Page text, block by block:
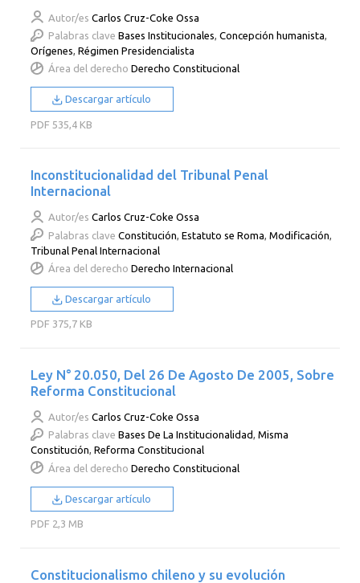
Autor/es Carlos Cruz-Coke Ossa
Palabras clave Bases Institucionales,Concepción humanista,
Orígenes,Régimen Presidencialista
Área del derecho Derecho Constitucional
Descargar artículo
PDF 535,4 KB
Inconstitucionalidad del Tribunal Penal
Internacional
Autor/es Carlos Cruz-Coke Ossa
Palabras clave Constitución ,Estatuto se Roma ,Modificación
Tribunal Penal Internacional
Área del derecho Derecho Internacional
Descargar artículo
PDF 375,7 KB
Ley N° 20.050, Del 26 De Agosto De 2005, Sobre
Reforma Constitucional
Autor/es Carlos Cruz-Coke Ossa
Palabras clave Bases De La Institucionalidad,Misma
Constitución,Reforma Constitucional
Área del derecho Derecho Constitucional
Descargar artículo
PDF 2,3 MB
Constitucionalismo chileno y su evolución